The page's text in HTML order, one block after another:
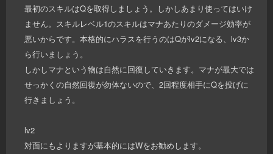
最初のスキルはQを取得しましょう。しかしあまり使ってはいけ
ません。スキルレベル1のスキルはマナあたりのダメージ効率が
悪いからです。本格的にハラスを行うのはQがlv2になる、lv3か
ら行いましょう。
しかしマナという物は自然に回復していきます。マナが最大では
せっかくの自然回復が勿体ないので、2回程度相手にQを投げに
行きましょう。
lv2
対面にもよりますが基本的にはWをお勧めします。